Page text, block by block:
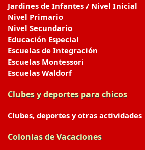
Jardines de Infantes / Nivel Inicial
Nivel Primario
Nivel Secundario
Educación Especial
Escuelas de Integración
Escuelas Montessori
Escuelas Waldorf
Clubes y deportes para chicos
Clubes, deportes y otras actividades
Colonias de Vacaciones